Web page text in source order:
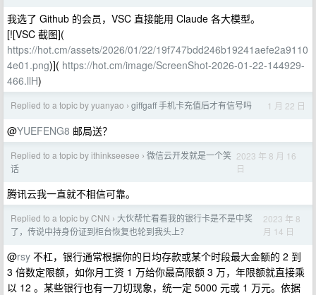
我选了 Github 的会员，VSC 直接能用 Claude 各大模型。
[![VSC 截图](
https://hot.cm/assets/2026/01/22/19f747bdd246b19241aefe2a9110
4e01.png)]( https://hot.cm/image/ScreenShot-2026-01-22-144929-
466.llH)
Replied to a topic by yuanyao › giffgaff 手机卡充值后才有信号吗 1 月 22 日
@YUEFENG8 邮局送？
Replied to a topic by ithinkseesee › 微信云开发就是一个笑
话
2023 年 8 月 16
日
腾讯云我一直就不相信可靠。
Replied to a topic by CNN › 大伙帮忙看看我的银行卡是不是中奖
了，传说中持身份证到柜台恢复也轮到我头上？
2023 年 8
月 14 日
@rsy 不杠，银行通常根据你的日均存款或某个时段最大金额的 2 到
3 倍数定限额，如你月工资 1 万给你最高限额 3 万，年限额就直接乘
以 12 。某些银行也有一刀切现象，统一定 5000 元或 1 万元。依据